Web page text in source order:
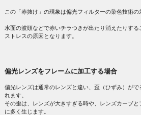
この「赤抜け」の現象は偏光フィルターの染色技術の
水面の波頭などで赤いチラつきが出たり消えたりする
ストレスの原因となります。
偏光レンズをフレームに加工する場合
偏光レンズは通常のレンズと違い、歪（ひずみ）が
れます。
その歪は、レンズが大きすぎる時や、レンズカーブ
に多く生じます。